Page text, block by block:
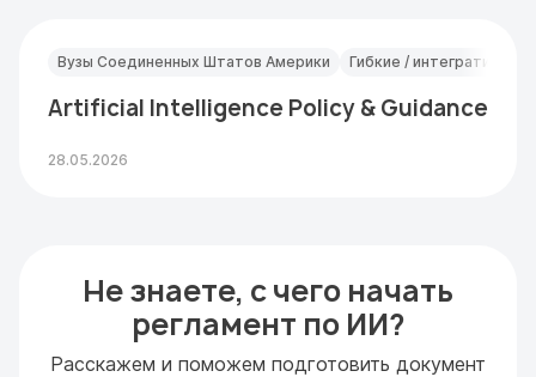
Вузы Соединенных Штатов Америки Гибкие / интегративные
Artificial Intelligence Policy & Guidance
28.05.2026
Не знаете, с чего начать
регламент по ИИ?
Расскажем и поможем подготовить документ